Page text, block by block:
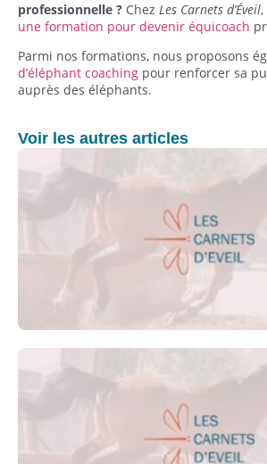
professionnelle ? Chez Les Carnets d’Éveil
une formation pour devenir équicoach
Parmi nos formations, nous proposons
d’éléphant coaching pour renforcer sa
auprès des éléphants.
Voir les autres articles